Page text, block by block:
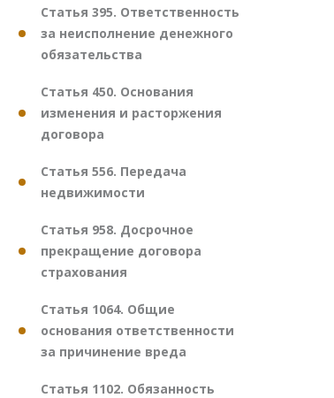
Статья 395. Ответственность
за неисполнение денежного
обязательства
Статья 450. Основания
изменения и расторжения
договора
Статья 556. Передача
недвижимости
Статья 958. Досрочное
прекращение договора
страхования
Статья 1064. Общие
основания ответственности
за причинение вреда
Статья 1102. Обязанность